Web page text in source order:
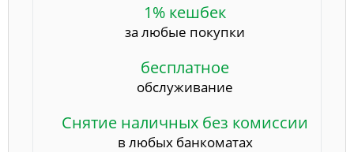
1% кешбек
за любые покупки
бесплатное
обслуживание
Снятие наличных без комиссии
в любых банкоматах